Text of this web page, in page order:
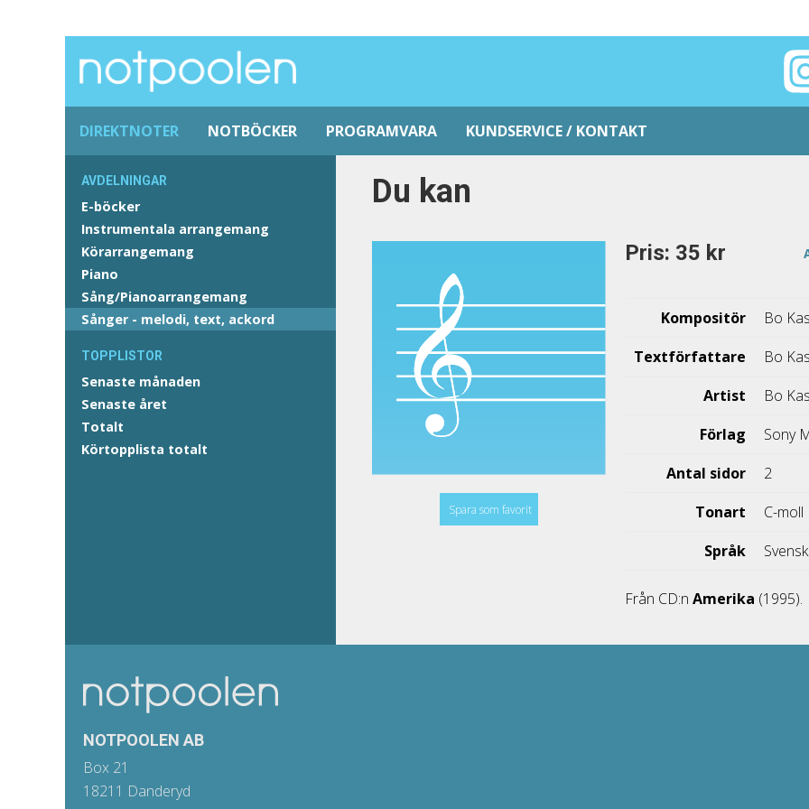
DIREKTNOTER NOTBÖCKER PROGRAMVARA KUNDSERVICE / KONTAKT
AVDELNINGAR
E-böcker
Instrumentala arrangemang
Körarrangemang
Piano
Sång/Pianoarrangemang
Sånger - melodi, text, ackord
TOPPLISTOR
Senaste månaden
Senaste året
Totalt
Körtopplista totalt
Du kan
Spara som favorit
Pris: 35 kr
Kompositör
Bo
Textförfattare
Bo
Artist
Bo
Förlag
Sony
Antal sidor
2
Tonart
C-moll
Språk
Från CD:nAmerika (1995).
NOTPOOLEN AB
Box 21
18211 Danderyd